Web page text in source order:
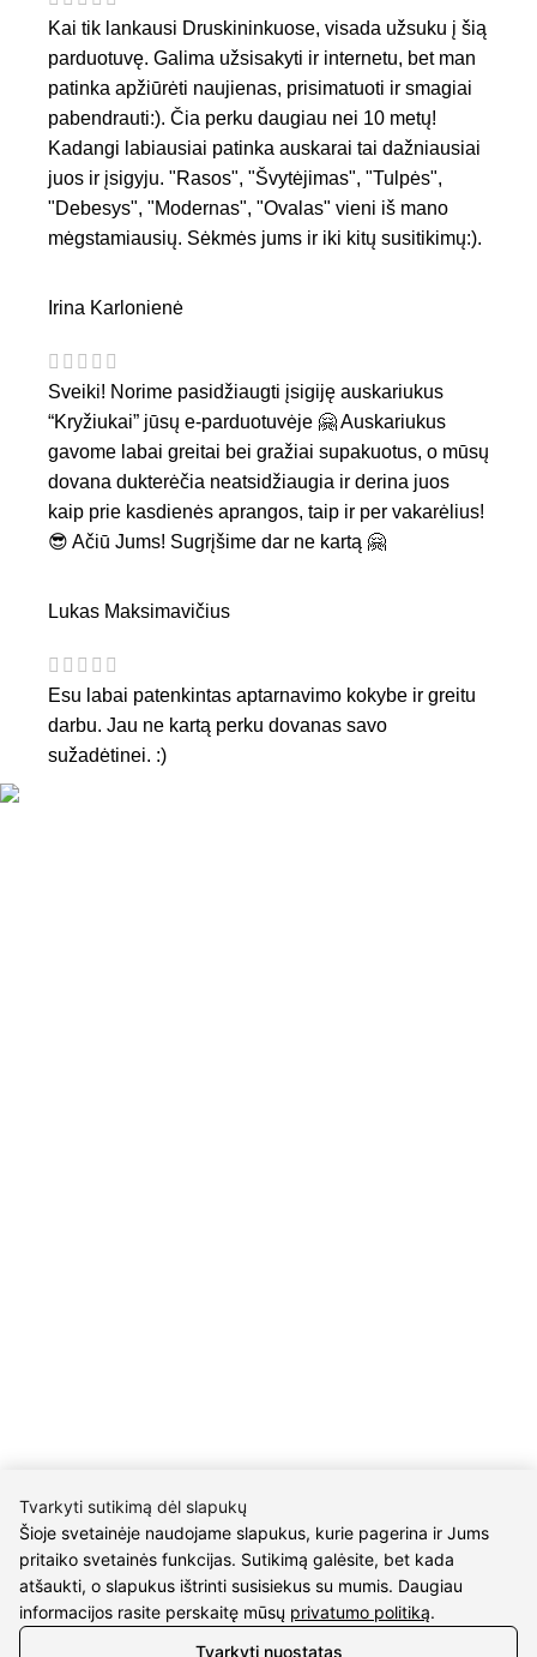
Kai tik lankausi Druskininkuose, visada užsuku į šią
parduotuvę. Galima užsisakyti ir internetu, bet man
patinka apžiūrėti naujienas, prisimatuoti ir smagiai
pabendrauti:). Čia perku daugiau nei 10 metų!
Kadangi labiausiai patinka auskarai tai dažniausiai
juos ir įsigyju. "Rasos", "Švytėjimas", "Tulpės",
"Debesys", "Modernas", "Ovalas" vieni iš mano
mėgstamiausių. Sėkmės jums ir iki kitų susitikimų:).
Irina Karlonienė
Sveiki! Norime pasidžiaugti įsigiję auskariukus
“Kryžiukai” jūsų e-parduotuvėje 🤗 Auskariukus
gavome labai greitai bei gražiai supakuotus, o mūsų
dovana dukterėčia neatsidžiaugia ir derina juos
kaip prie kasdienės aprangos, taip ir per vakarėlius!
😎 Ačiū Jums! Sugrįšime dar ne kartą 🤗
Lukas Maksimavičius
Esu labai patenkintas aptarnavimo kokybe ir greitu
darbu. Jau ne kartą perku dovanas savo
sužadėtinei. :)
Privatumo politika
Sutarties atsisakymas
INFORMACIJA
Apie mus
Tvarkyti sutikimą dėl slapukų
Šioje svetainėje naudojame slapukus, kurie pagerina ir Jums
pritaiko svetainės funkcijas. Sutikimą galėsite, bet kada
atšaukti, o slapukus ištrinti susisiekus su mumis. Daugiau
informacijos rasite perskaitę mūsų privatumo politiką.
Tvarkyti nuostatas